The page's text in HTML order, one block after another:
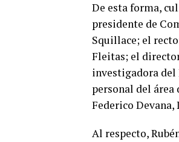
De esta forma,
presidente de
Squillace; el
Fleitas; el
investigadora del
personal del
Federico
Al respecto,